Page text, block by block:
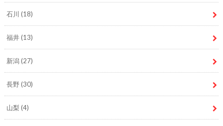
石川 (18)
福井(13)
新潟(27)
長野(30)
山梨 (4)